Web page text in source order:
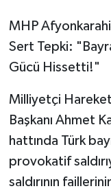
MHP
Sert Tepki:
Gücü Hissetti!"
Milliyetçi Hareket
Başkanı Ahmet
hattında Türk
provokatif
saldırının